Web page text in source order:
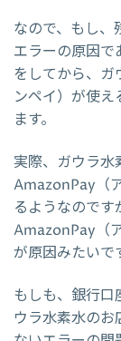
なので、もし、
エラーの原因で
をしてから、
ンペイ）が使
ます。
実際、ガウラ水
AmazonPay（
るようなので
AmazonPay（
が原因みたいで
もしも、銀行口
ウラ水素水の